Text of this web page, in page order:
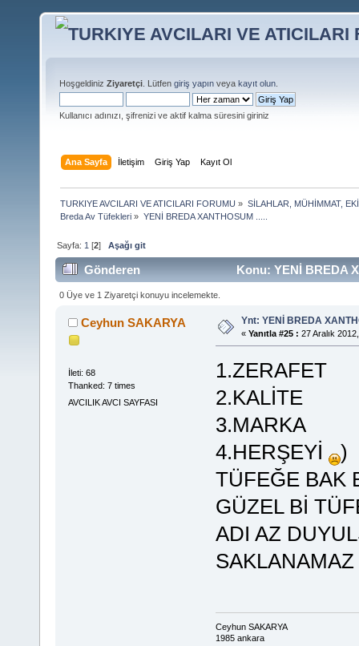
Hoşgeldiniz Ziyaretçi . Lütfen giriş yapın veya kayıt olun
Kullanıcı adınızı, şifrenizi ve aktif kalma süresini giriniz
Ana Sayfa İletişim Giriş Yap Kayıt Ol
TURKIYE AVCILARI VE ATICILARI FORUMU » SİLAHLAR, MÜHİMMAT,
Breda Av Tüfekleri » YENİ BREDA XANTHOSUM .....
Sayfa: 1 [2]Aşağı git
Gönderen Konu: YENİ BREDA
0 Üye ve 1 Ziyaretçi konuyu incelemekte.
Ceyhun SAKARYA
İleti: 68
Thanked: 7 times
AVCILIK AVCI SAYFASI
Ynt: YENİ BREDA
« Yanıtla #25 : 27 Aralık
1.ZERAFET
2.KALİTE
3.MARKA
4.HERŞEYİ
)
TÜFEĞE BAK
GÜZEL Bİ
ADI AZ
SAKLANAMAZ
Ceyhun SAKARYA
1985 ankara